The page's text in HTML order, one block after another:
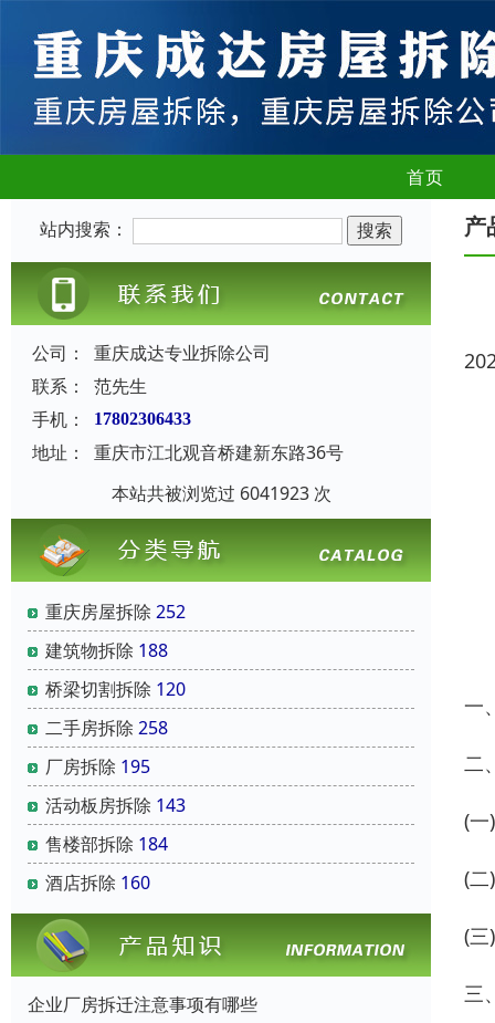
首页
站内搜索：
公司：
重庆成达专业拆除公司
联系：
范先生
手机：
17802306433
地址：
重庆市江北观音桥建新东路36号
本站共被浏览过 6041923 次
重庆房屋拆除 252
建筑物拆除 188
桥梁切割拆除 120
二手房拆除 258
厂房拆除 195
活动板房拆除 143
售楼部拆除 184
酒店拆除 160
企业厂房拆迁注意事项有哪些
产
一
二
(
(
(
三